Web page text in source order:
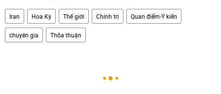
Iran Hoa Kỳ Thế giới Chính trị Quan điểm-Ý kiến
chuyên gia Thỏa thuận